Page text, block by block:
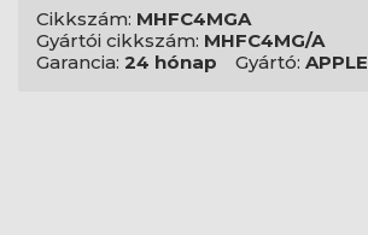
Cikkszám: MHFC4MGA
Gyártói cikkszám: MHFC4MG/A
Garancia: 24 hónap Gyártó: APPLE